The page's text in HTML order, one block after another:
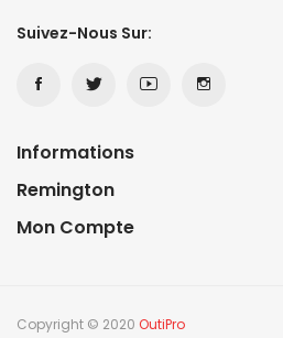
Suivez-Nous Sur:
Informations
Remington
Mon Compte
Copyright © 2020 OutiPro